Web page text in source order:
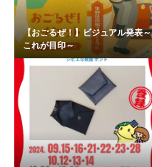
【おごるぜ！】ビジュアル発表～
これが目印～